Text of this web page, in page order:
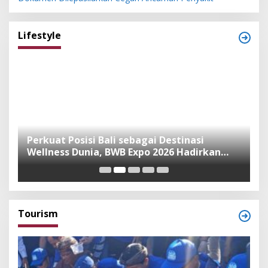
Lifestyle
Perkuat Posisi Bali sebagai Destinasi
Wellness Dunia, BWB Expo 2026 Hadirkan
Exhibitor Nasional dan Global
Tourism